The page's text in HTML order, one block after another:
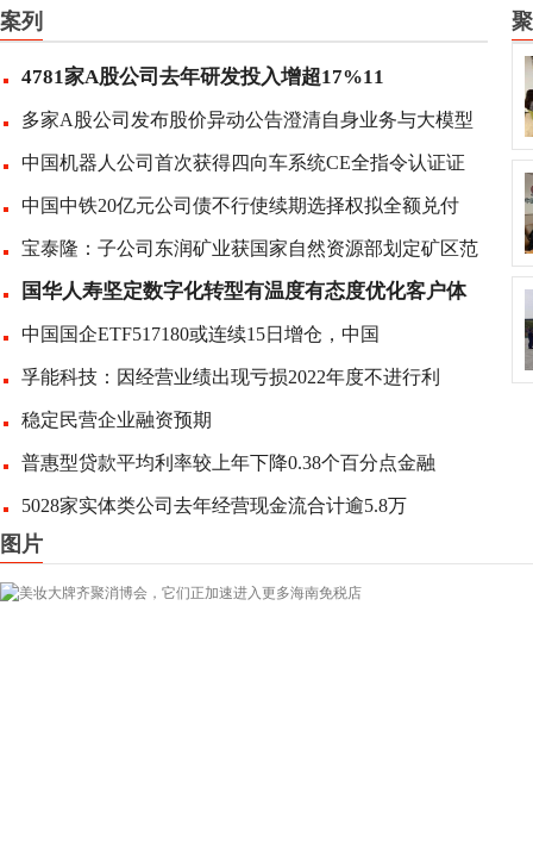
案列
4781家A股公司去年研发投入增超17%11
多家A股公司发布股价异动公告澄清自身业务与大模型
中国机器人公司首次获得四向车系统CE全指令认证证
中国中铁20亿元公司债不行使续期选择权拟全额兑付
宝泰隆：子公司东润矿业获国家自然资源部划定矿区范
国华人寿坚定数字化转型有温度有态度优化客户体
中国国企ETF517180或连续15日增仓，中国
孚能科技：因经营业绩出现亏损2022年度不进行利
稳定民营企业融资预期
普惠型贷款平均利率较上年下降0.38个百分点金融
5028家实体类公司去年经营现金流合计逾5.8万
图片